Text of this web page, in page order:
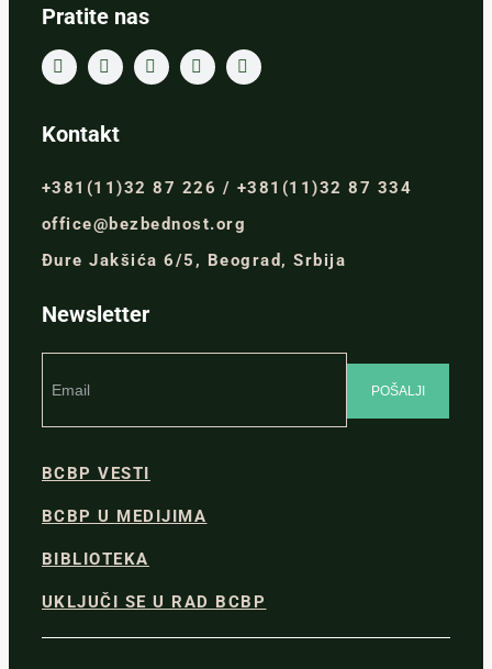
Pratite nas
Kontakt
+381(11)32 87 226 / +381(11)32 87 334
office@bezbednost.org
Đure Jakšića 6/5, Beograd, Srbija
Newsletter
BCBP VESTI
BCBP U MEDIJIMA
BIBLIOTEKA
UKLJUČI SE U RAD BCBP